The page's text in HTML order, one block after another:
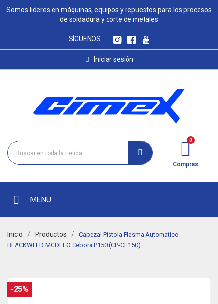
Somos lideres en máquinas, equipos y repuestos para los procesos
de soldadura y corte de metales
SÍGUENOS
Iniciar sesión
Compras
MENU
Inicio Productos
Cabezal Pistola Plasma Automatico
BLACKWELD MODELO Cebora P150 (CP-CB150)
-25%